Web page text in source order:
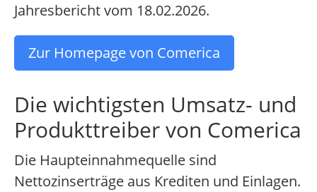
Jahresbericht vom 18.02.2026.
Zur Homepage von Comerica
Die wichtigsten Umsatz- und
Produkttreiber von Comerica
Die Haupteinnahmequelle sind
Nettozinserträge aus Krediten und Einlagen.